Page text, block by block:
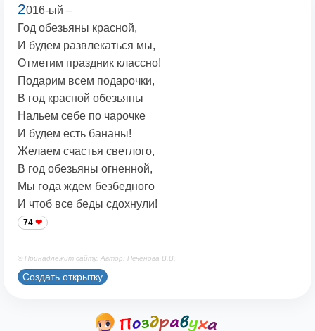
2016-ый –
Год обезьяны красной,
И будем развлекаться мы,
Отметим праздник классно!
Подарим всем подарочки,
В год красной обезьяны
Нальем себе по чарочке
И будем есть бананы!
Желаем счастья светлого,
В год обезьяны огненной,
Мы года ждем безбедного
И чтоб все беды сдохнули!
74
© Принадлежит сайту. Автор: Печенова В.В.
Создать открытку